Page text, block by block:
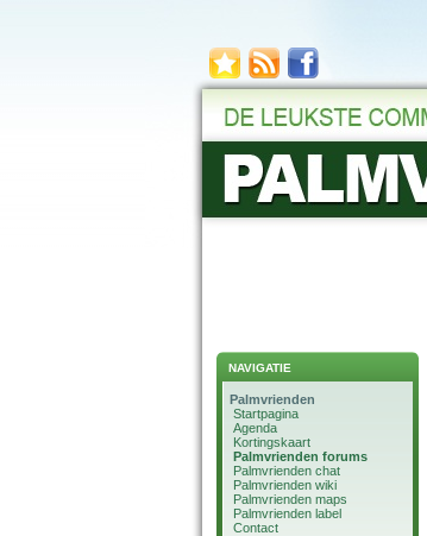
NAVIGATIE
Palmvrienden
Startpagina
Agenda
Kortingskaart
Palmvrienden forums
Palmvrienden chat
Palmvrienden wiki
Palmvrienden maps
Palmvrienden label
Contact